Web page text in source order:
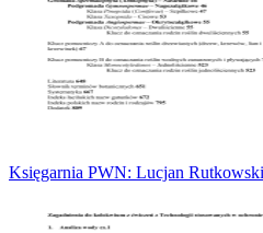
Księgarnia PWN: Lucjan